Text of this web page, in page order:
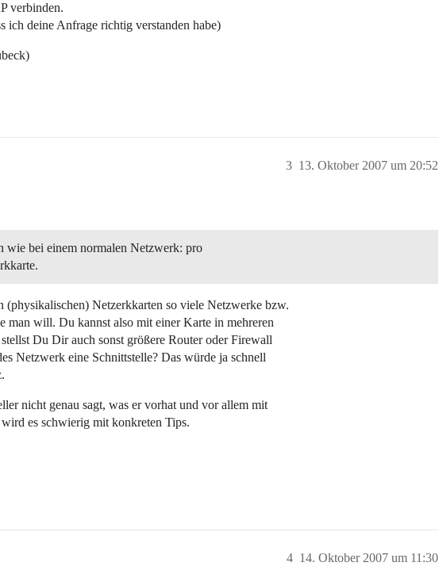
verbinden.
ich deine Anfrage richtig verstanden habe)
13. Oktober 2007 um 20:52
3
wie bei einem normalen Netzwerk: pro
(physikalischen) Netzerkkarten so viele Netzwerke bzw.
man will. Du kannst also mit einer Karte in mehreren
Du Dir auch sonst größere Router oder Firewall
Netzwerk eine Schnittstelle? Das würde ja schnell
nicht genau sagt, was er vorhat und vor allem mit
es schwierig mit konkreten Tips.
14. Oktober 2007 um 11:30
4